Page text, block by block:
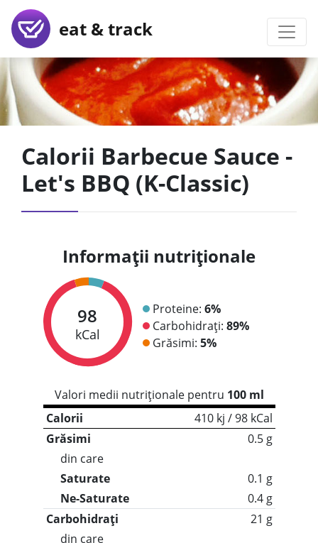
eat & track
Calorii Barbecue Sauce -
Let's BBQ (K-Classic)
Informații nutriționale
98
kCal
Proteine: 6%
Carbohidrați: 89%
Grăsimi: 5%
Valori medii nutriționale pentru 100 ml
Calorii
410 kj / 98 kCal
Grăsimi
0.5 g
din care
Saturate
0.1 g
Ne-Saturate
0.4 g
Carbohidrați
21 g
din care